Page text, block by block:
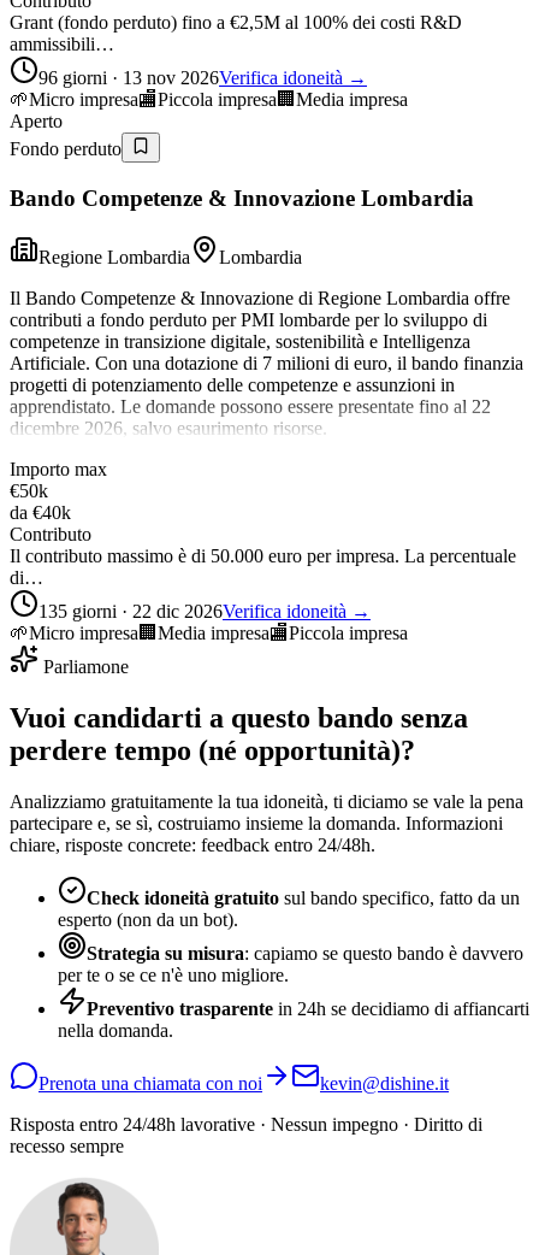
Grant (fondo perduto) fino a €2,5M al 100% dei costi R&D
ammissibili…
96 giorni · 13 nov 2026Verifica idoneità →
🌱Micro impresa🏬Piccola impresa🏢 Media impresa
Aperto
Fondo perduto
Bando Competenze & Innovazione Lombardia
Regione Lombardia
Lombardia
Il Bando Competenze & Innovazione di Regione Lombardia offre
contributi a fondo perduto per PMI lombarde per lo sviluppo di
competenze in transizione digitale, sostenibilità e Intelligenza
Artificiale. Con una dotazione di 7 milioni di euro, il bando finanzia
progetti di potenziamento delle competenze e assunzioni in
apprendistato. Le domande possono essere presentate fino al 22
dicembre 2026, salvo esaurimento risorse.
Importo max
€50k
da €40k
Contributo
Il contributo massimo è di 50.000 euro per impresa. La percentuale
di…
135 giorni · 22 dic 2026Verifica idoneità →
🌱Micro impresa 🏢 Media impresa🏬Piccola impresa
Parliamone
Vuoi candidarti a questo bando senza
perdere tempo (né opportunità)?
Analizziamo gratuitamente la tua idoneità, ti diciamo se vale la pena
partecipare e, se sì, costruiamo insieme la domanda. Informazioni
chiare, risposte concrete: feedback entro 24/48h.
Check idoneità gratuito sul bando specifico, fatto da un
esperto (non da un bot).
Strategia su misura: capiamo se questo bando è davvero
per te o se ce n'è uno migliore.
Preventivo trasparente in 24h se decidiamo di affiancarti
nella domanda.
Prenota una chiamata con noi
kevin@dishine.it
Risposta entro 24/48h lavorative · Nessun impegno · Diritto di
recesso sempre